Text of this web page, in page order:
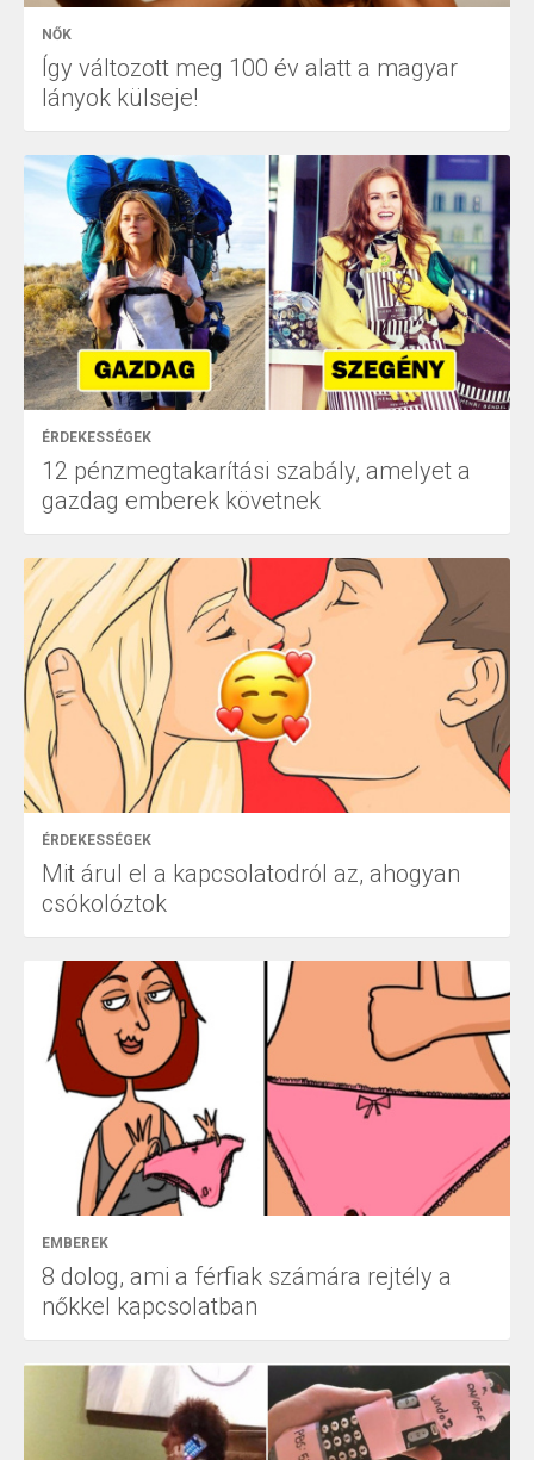
NŐK
Így változott meg 100 év alatt a magyar
lányok külseje!
ÉRDEKESSÉGEK
12 pénzmegtakarítási szabály, amelyet a
gazdag emberek követnek
ÉRDEKESSÉGEK
Mit árul el a kapcsolatodról az, ahogyan
csókolóztok
EMBEREK
8 dolog, ami a férfiak számára rejtély a
nőkkel kapcsolatban